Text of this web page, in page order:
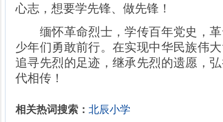
心志，想要学先锋、做先锋！
缅怀革命烈士，学传百年党史，革
少年们勇敢前行。在实现中华民族伟
追寻先烈的足迹，继承先烈的遗愿，
代相传！
相关热词搜索： 北辰小学